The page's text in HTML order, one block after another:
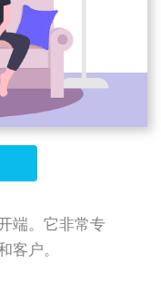
端。它非常专
客户。